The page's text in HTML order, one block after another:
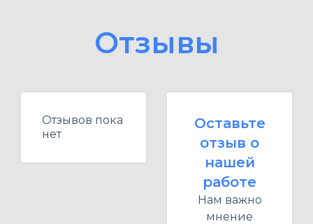
Отзывы
Отзывов пока
нет
Оставьте
отзыв о
нашей
работе
Нам важно
мнение